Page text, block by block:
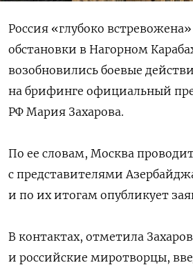
Россия «глубоко
обстановки в Нагорном
возобновились боевые
на брифинге официальный
РФ Мария Захарова.
По ее словам, Москва
с представителями
и по их итогам опубликует
В контактах, отметила
и российские миротворцы,